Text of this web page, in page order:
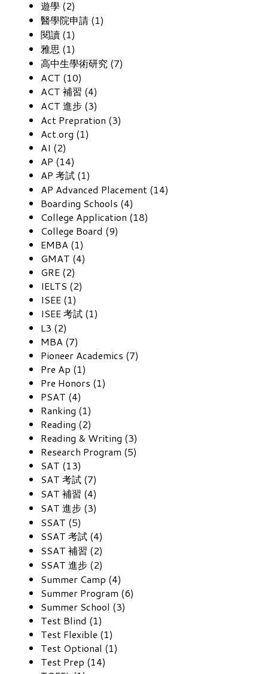
遊學 (2)
醫學院申請 (1)
閱讀 (1)
雅思 (1)
高中生學術研究 (7)
ACT (10)
ACT 補習 (4)
ACT 進步 (3)
Act Prepration (3)
Act.org (1)
AI (2)
AP (14)
AP 考試 (1)
AP Advanced Placement (14)
Boarding Schools (4)
College Application (18)
College Board (9)
EMBA (1)
GMAT (4)
GRE (2)
IELTS (2)
ISEE (1)
ISEE 考試 (1)
L3 (2)
MBA (7)
Pioneer Academics (7)
Pre Ap (1)
Pre Honors (1)
PSAT (4)
Ranking (1)
Reading (2)
Reading & Writing (3)
Research Program (5)
SAT (13)
SAT 考試 (7)
SAT 補習 (4)
SAT 進步 (3)
SSAT (5)
SSAT 考試 (4)
SSAT 補習 (2)
SSAT 進步 (2)
Summer Camp (4)
Summer Program (6)
Summer School (3)
Test Blind (1)
Test Flexible (1)
Test Optional (1)
Test Prep (14)